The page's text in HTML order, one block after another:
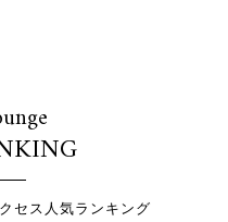
セス人気ランキング